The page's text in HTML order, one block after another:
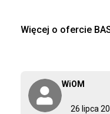
26 lipca
WiOM
Więcej o ofercie